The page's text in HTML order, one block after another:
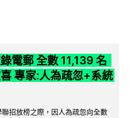
電郵 全數 11,139 名
專家:人為疏忽+系統
招放榜之際，因人為疏忽向全數